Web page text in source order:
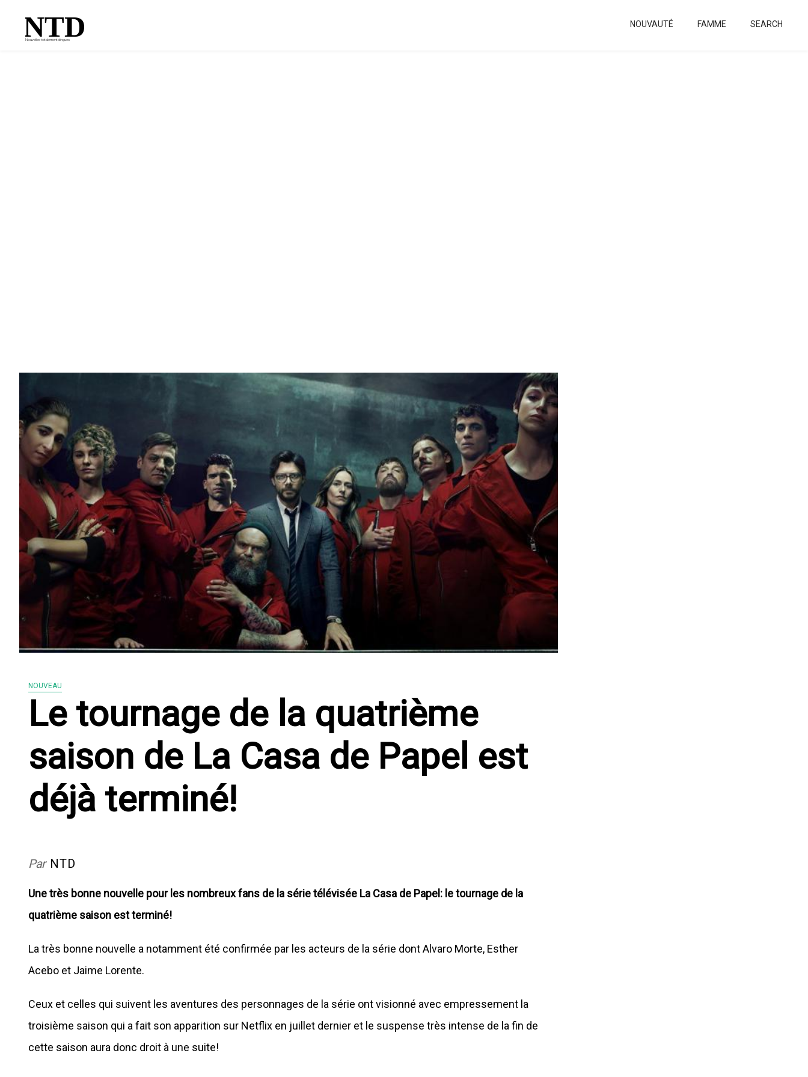
Nouvelles totalement dingues
NTD NOUVAUTÉ FAMME SEARCH
NOUVEAU
Le tournage de la quatrième
saison de La Casa de Papel est
déjà terminé!
Par NTD
Une très bonne nouvelle pour les nombreux fans de la série télévisée La Casa de Papel: le tournage de la
quatrième saison est terminé!
La très bonne nouvelle a notamment été confirmée par les acteurs de la série dont Alvaro Morte, Esther
Acebo et Jaime Lorente.
Ceux et celles qui suivent les aventures des personnages de la série ont visionné avec empressement la
troisième saison qui a fait son apparition sur Netflix en juillet dernier et le suspense très intense de la fin de
cette saison aura donc droit à une suite!